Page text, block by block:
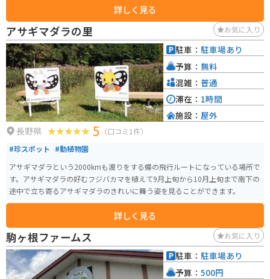
詳しく見る
アサギマダラの里 お気に入り
長野県 5 （口コミ1件）
#珍スポット #動植物園
アサギマダラという2000kmも渡りをする蝶の飛行ルートになっている場所で
す。アサギマダラの好むフジバカマを植えて9月上旬から10月上旬まで南下の
途中で立ち寄るアサギマダラのきれいに舞う姿を見ることができます。
詳しく見る
駐車： 駐車場あり
予算： 無料
混雑： 普通
滞在： 1時間
施設： 屋外
駒ヶ根ファームス お気に入り
駐車： 駐車場あり
予算： 500円